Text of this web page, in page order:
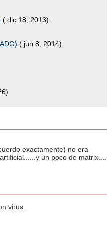
( dic 18, 2013)
( jun 8, 2014)
exactamente) no era
un poco de matrix......
virus.